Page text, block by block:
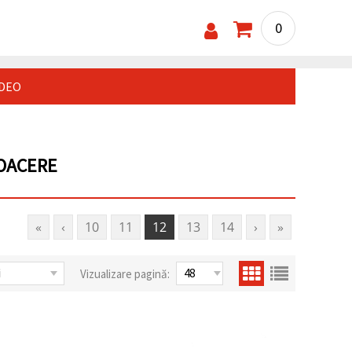
0
« ‹ 10 11 12 13 14 › »
Vizualizare pagină: